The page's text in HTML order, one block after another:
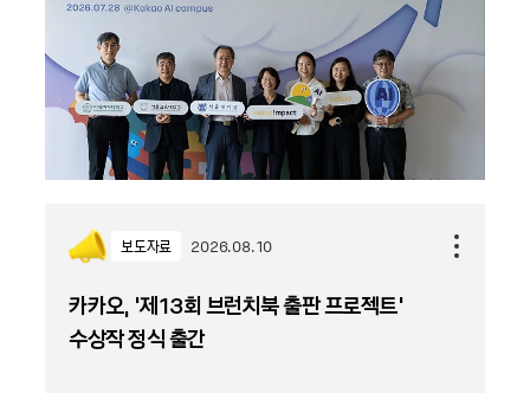
보도자료 2026.08.10
카카오, '제13회 브런치북 출판 프로젝트'
수상작 정식 출간